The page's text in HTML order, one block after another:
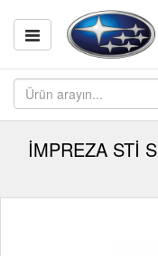
İMPREZA STİ